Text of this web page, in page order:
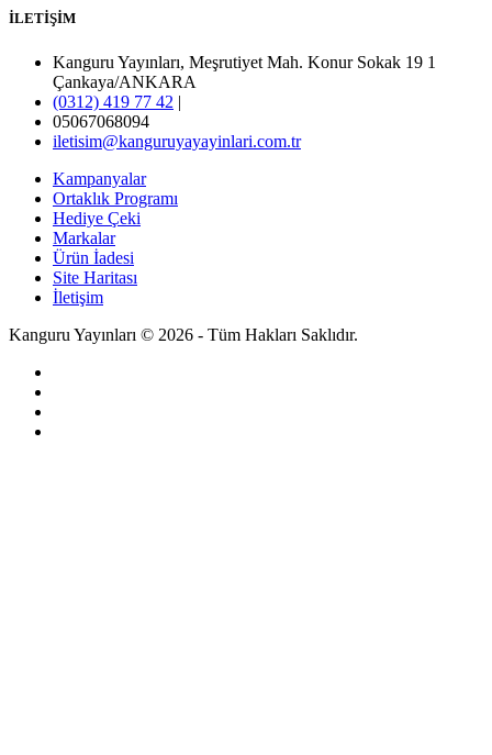
İLETİŞİM
Kanguru Yayınları, Meşrutiyet Mah. Konur Sokak 19 1
Çankaya/ANKARA
(0312) 419 77 42 |
05067068094
iletisim@kanguruyayayinlari.com.tr
Kampanyalar
Ortaklık Programı
Hediye Çeki
Markalar
Ürün İadesi
Site Haritası
İletişim
Kanguru Yayınları © 2026 - Tüm Hakları Saklıdır.